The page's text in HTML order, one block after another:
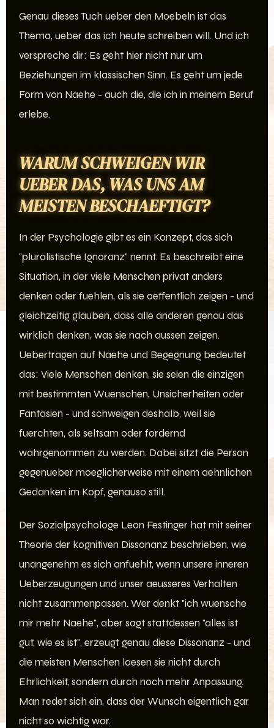
Genau dieses Tuch ueber den Moebeln ist das
Thema, ueber das ich heute schreiben will. Und ich
verspreche dir: Es geht hier nicht nur um
Beziehungen im klassischen Sinn. Es geht um jede
Form von Naehe - auch die, die ich in meinem Beruf
erlebe.
WARUM SCHWEIGEN WIR
UEBER DAS, WAS UNS AM
MEISTEN BESCHAEFTIGT?
In der Psychologie gibt es ein Konzept, das sich
"pluralistische Ignoranz" nennt. Es beschreibt eine
Situation, in der viele Menschen privat anders
denken oder fuehlen, als sie oeffentlich zeigen - und
gleichzeitig glauben, dass alle anderen genau das
wirklich denken, was sie nach aussen zeigen.
Uebertragen auf Naehe und Begegnung bedeutet
das: Viele Menschen denken, sie seien die einzigen
mit bestimmten Wuenschen, Unsicherheiten oder
Fantasien - und schweigen deshalb, weil sie
fuerchten, als seltsam oder fordernd
wahrgenommen zu werden. Dabei sitzt die Person
gegenueber moeglicherweise mit einem aehnlichen
Gedanken im Kopf, genauso still.
Der Sozialpsychologe Leon Festinger hat mit seiner
Theorie der kognitiven Dissonanz beschrieben, wie
unangenehm es sich anfuehlt, wenn unsere inneren
Ueberzeugungen und unser aeusseres Verhalten
nicht zusammenpassen. Wer denkt "ich wuensche
mir mehr Naehe", aber sagt stattdessen "alles ist
gut, wie es ist", erzeugt genau diese Dissonanz - und
die meisten Menschen loesen sie nicht durch
Ehrlichkeit, sondern durch noch mehr Anpassung.
Man redet sich ein, dass der Wunsch eigentlich gar
nicht so wichtig war.